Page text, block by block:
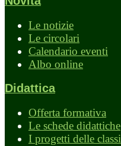
Le notizie
Le circolari
Calendario eventi
Albo online
Didattica
Offerta formativa
Le schede didattiche
I progetti delle classi